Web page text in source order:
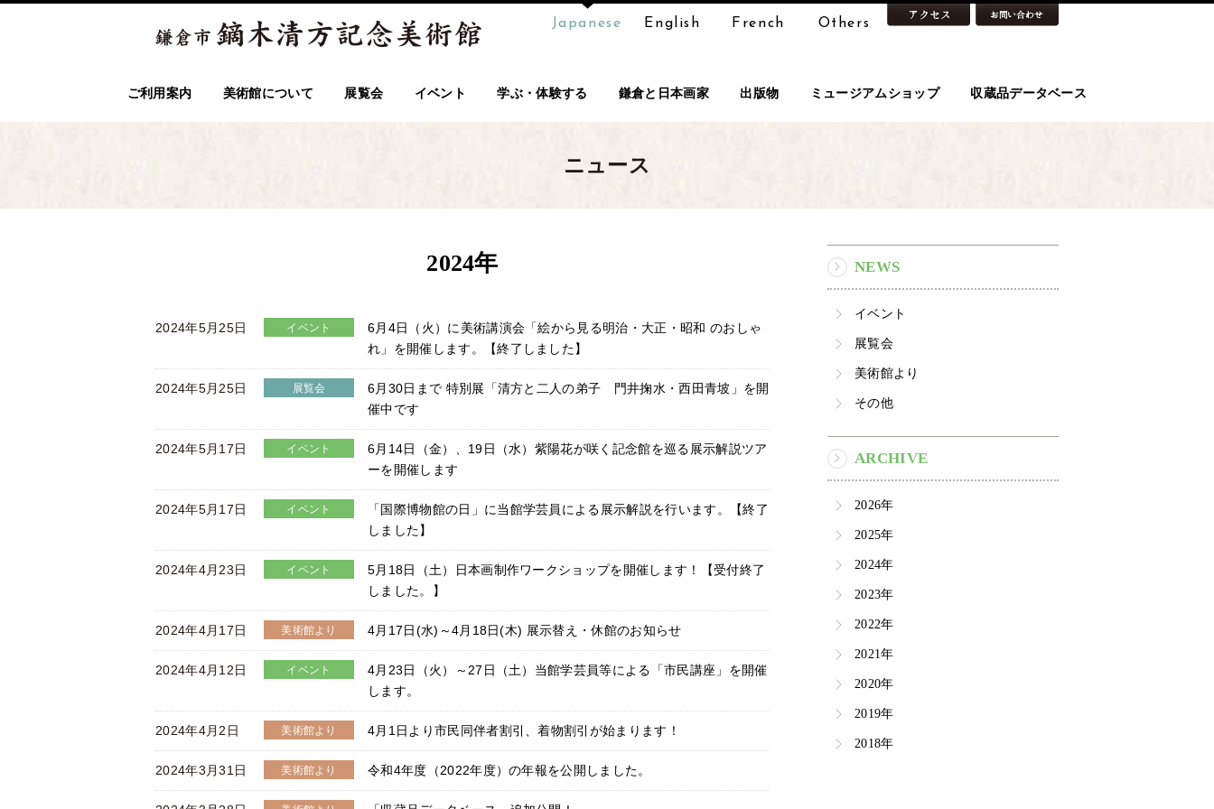
Japanese English French Others
ご利用案内 美術館について 展覧会 イベント 学ぶ・体験する 鎌倉と日本画家 出版物 ミュージアムショップ 収蔵品データベース
ニュース
2024年
2024年5月25日 イベント
6月4日（火）に美術講演会「絵から見る明治・大正・昭和 のおしゃ
れ」を開催します。【終了しました】
2024年5月25日 展覧会
6月30日まで 特別展「清方と二人の弟子 門井掬水・西田青坡」を開
催中です
2024年5月17日 イベント
6月14日（金）、19日（水）紫陽花が咲く記念館を巡る展示解説ツア
ーを開催します
2024年5月17日 イベント
「国際博物館の日」に当館学芸員による展示解説を行います。【終了
しました】
2024年4月23日 イベント
5月18日（土）日本画制作ワークショップを開催します！【受付終了
しました。】
2024年4月17日 美術館より 4月17日(水)～4月18日(木) 展示替え・休館のお知らせ
2024年4月12日 イベント
4月23日（火）～27日（土）当館学芸員等による「市民講座」を開催
します。
2024年4月2日 美術館より 4月1日より市民同伴者割引、着物割引が始まります！
2024年3月31日 美術館より 令和4年度（2022年度）の年報を公開しました。
NEWS
イベント
展覧会
美術館より
その他
ARCHIVE
2026年
2025年
2024年
2023年
2022年
2021年
2020年
2019年
2018年